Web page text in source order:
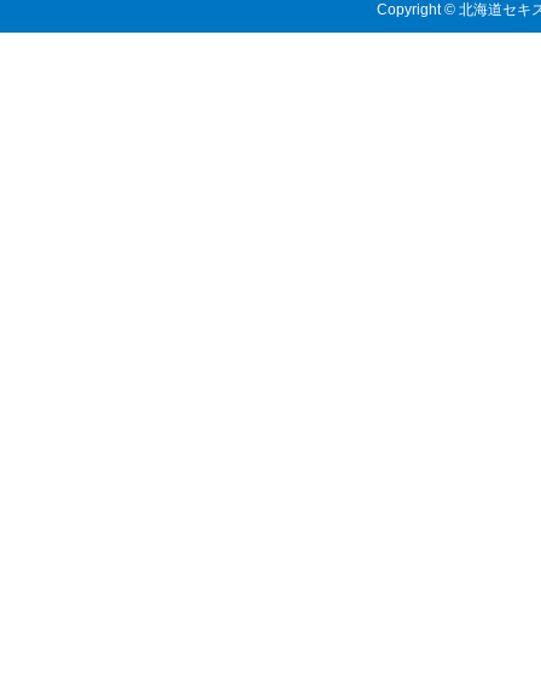
Copyright © 北海道セキ